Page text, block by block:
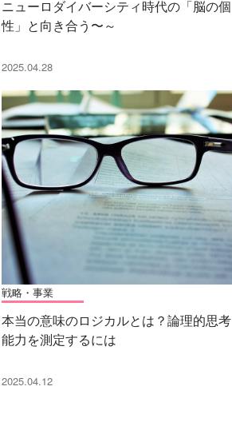
ニューロダイバーシティ時代の「脳の個
性」と向き合う〜～
2025.04.28
戦略・事業
本当の意味のロジカルとは？論理的思考
能力を測定するには
2025.04.12